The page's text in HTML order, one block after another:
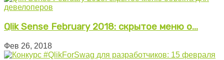
Qlik Sense February 2018: скрытое меню о...
Фев 26, 2018